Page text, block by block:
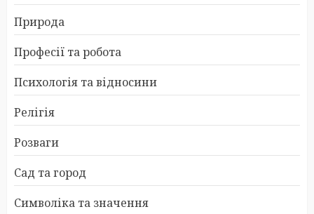
Природа
Професії та робота
Психологія та відносини
Релігія
Розваги
Сад та город
Символіка та значення